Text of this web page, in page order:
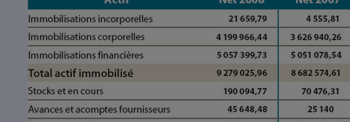
Lave-linge
Radiateur électrique
Antimoustique